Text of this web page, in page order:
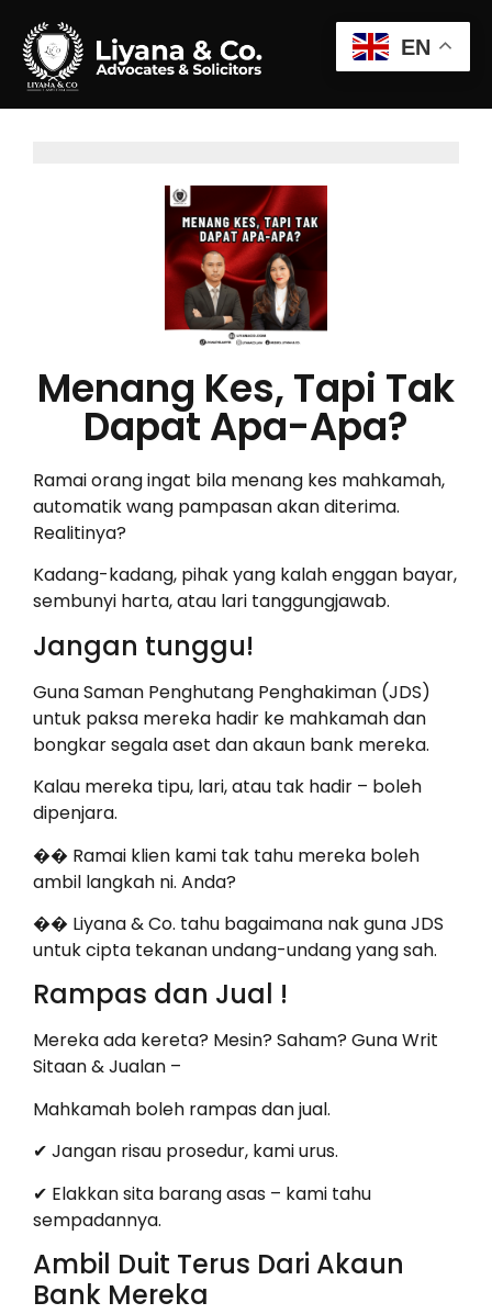
Menang Kes, Tapi Tak
Dapat Apa-Apa?
Ramai orang ingat bila menang kes mahkamah,
automatik wang pampasan akan diterima.
Realitinya?
Kadang-kadang, pihak yang kalah enggan bayar,
sembunyi harta, atau lari tanggungjawab.
Jangan tunggu!
Guna Saman Penghutang Penghakiman (JDS)
untuk paksa mereka hadir ke mahkamah dan
bongkar segala aset dan akaun bank mereka.
Kalau mereka tipu, lari, atau tak hadir – boleh
dipenjara.
�� Ramai klien kami tak tahu mereka boleh
ambil langkah ni. Anda?
�� Liyana & Co. tahu bagaimana nak guna JDS
untuk cipta tekanan undang-undang yang sah.
Rampas dan Jual !
Mereka ada kereta? Mesin? Saham? Guna Writ
Sitaan & Jualan –
Mahkamah boleh rampas dan jual.
✔ Jangan risau prosedur, kami urus.
✔ Elakkan sita barang asas – kami tahu
sempadannya.
Ambil Duit Terus Dari Akaun
Bank Mereka
EN